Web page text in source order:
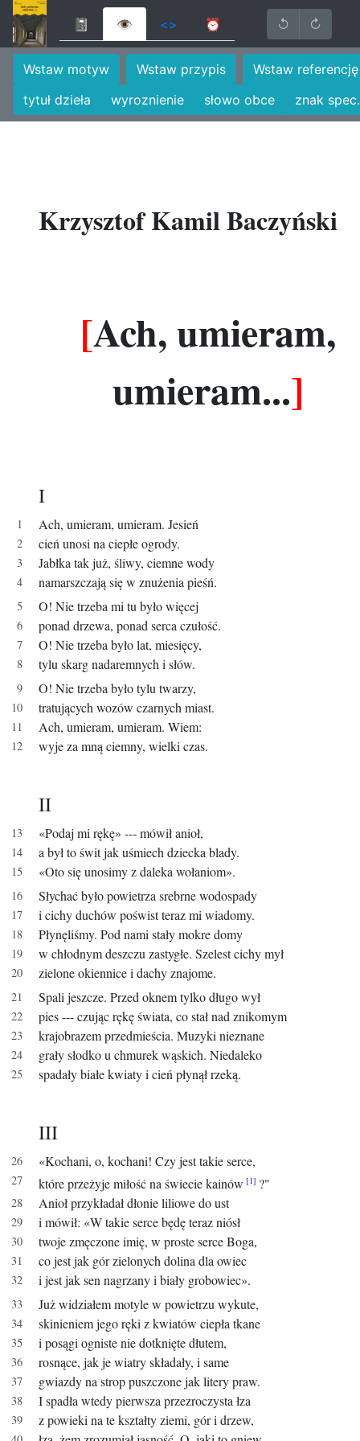
📓 👁 <> ⏰ ↺ ↻
Wstaw motyw Wstaw przypis
Wstaw referencję
tytuł dzieła
wyroznienie słowo obce znak spec.
Krzysztof Kamil Baczyński
[Ach, umieram,
umieram...]
I
Ach, umieram, umieram. Jesień
cień unosi na ciepłe ogrody.
Jabłka tak już, śliwy, ciemne wody
namarszczają się w znużenia pieśń.
O! Nie trzeba mi tu było więcej
ponad drzewa, ponad serca czułość.
O! Nie trzeba było lat, miesięcy,
tylu skarg nadaremnych i słów.
O! Nie trzeba było tylu twarzy,
tratujących wozów czarnych miast.
Ach, umieram, umieram. Wiem:
wyje za mną ciemny, wielki czas.
II
«Podaj mi rękę» --- mówił anioł,
a był to świt jak uśmiech dziecka blady.
«Oto się unosimy z daleka wołaniom».
Słychać było powietrza srebrne wodospady
i cichy duchów poświst teraz mi wiadomy.
Płynęliśmy. Pod nami stały mokre domy
w chłodnym deszczu zastygłe. Szelest cichy mył
zielone okiennice i dachy znajome.
Spali jeszcze. Przed oknem tylko długo wył
pies --- czując rękę świata, co stał nad znikomym
krajobrazem przedmieścia. Muzyki nieznane
grały słodko u chmurek wąskich. Niedaleko
spadały białe kwiaty i cień płynął rzeką.
III
«Kochani, o, kochani! Czy jest takie serce,
które przeżyje miłość na świecie kainów
?"
Anioł przykładał dłonie liliowe do ust
i mówił: «W takie serce będę teraz niósł
twoje zmęczone imię, w proste serce Boga,
co jest jak gór zielonych dolina dla owiec
i jest jak sen nagrzany i biały grobowiec».
Już widziałem motyle w powietrzu wykute,
skinieniem jego ręki z kwiatów ciepła tkane
i posągi ogniste nie dotknięte dłutem,
rosnące, jak je wiatry składały, i same
gwiazdy na strop puszczone jak litery praw.
I spadła wtedy pierwsza przezroczysta łza
z powieki na te kształty ziemi, gór i drzew,